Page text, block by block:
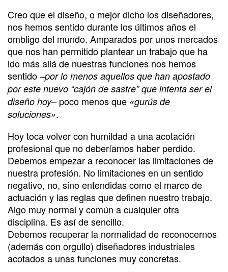
Creo que el diseño, o mejor dicho los diseñadores,
nos hemos sentido durante los últimos años el
ombligo del mundo. Amparados por unos mercados
que nos han permitido plantear un trabajo que ha
ido más allá de nuestras funciones nos hemos
sentido –por lo menos aquellos que han apostado
por este nuevo “cajón de sastre” que intenta ser el
diseño hoy– poco menos que «gurús de
soluciones».
Hoy toca volver con humildad a una acotación
profesional que no deberíamos haber perdido.
Debemos empezar a reconocer las limitaciones de
nuestra profesión. No limitaciones en un sentido
negativo, no, sino entendidas como el marco de
actuación y las reglas que definen nuestro trabajo.
Algo muy normal y común a cualquier otra
disciplina. Es así de sencillo.
Debemos recuperar la normalidad de reconocernos
(además con orgullo) diseñadores industriales
acotados a unas funciones muy concretas.